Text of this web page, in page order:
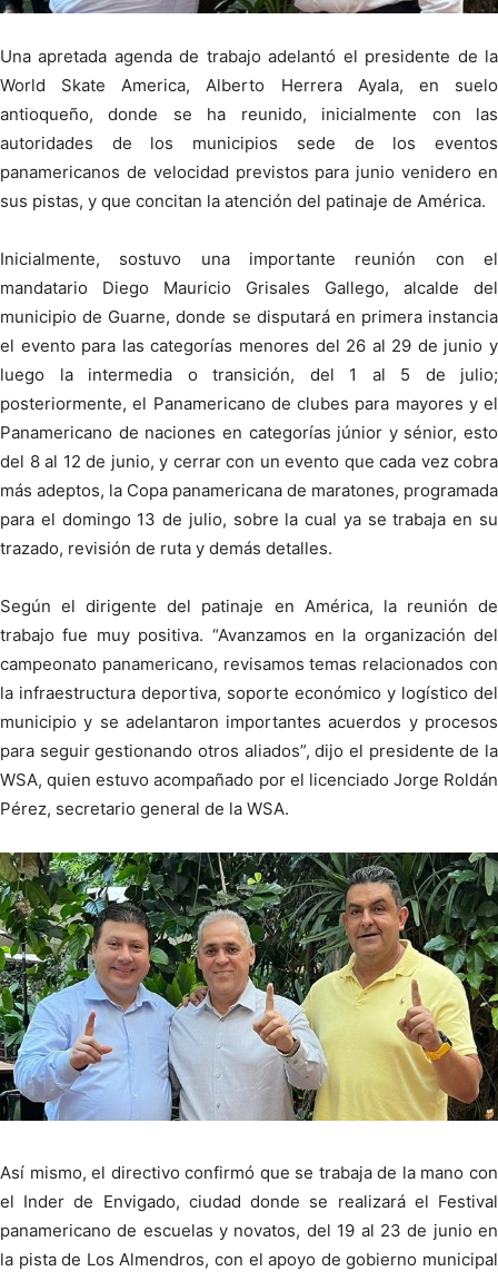
Una apretada agenda de trabajo adelantó el presidente de la
World Skate America, Alberto Herrera Ayala, en suelo
antioqueño, donde se ha reunido, inicialmente con las
autoridades de los municipios sede de los eventos
panamericanos de velocidad previstos para junio venidero en
sus pistas, y que concitan la atención del patinaje de América.
Inicialmente, sostuvo una importante reunión con el
mandatario Diego Mauricio Grisales Gallego, alcalde del
municipio de Guarne, donde se disputará en primera instancia
el evento para las categorías menores del 26 al 29 de junio y
luego la intermedia o transición, del 1 al 5 de julio;
posteriormente, el Panamericano de clubes para mayores y el
Panamericano de naciones en categorías júnior y sénior, esto
del 8 al 12 de junio, y cerrar con un evento que cada vez cobra
más adeptos, la Copa panamericana de maratones, programada
para el domingo 13 de julio, sobre la cual ya se trabaja en su
trazado, revisión de ruta y demás detalles.
Según el dirigente del patinaje en América, la reunión de
trabajo fue muy positiva. “Avanzamos en la organización del
campeonato panamericano, revisamos temas relacionados con
la infraestructura deportiva, soporte económico y logístico del
municipio y se adelantaron importantes acuerdos y procesos
para seguir gestionando otros aliados”, dijo el presidente de la
WSA, quien estuvo acompañado por el licenciado Jorge Roldán
Pérez, secretario general de la WSA.
Así mismo, el directivo confirmó que se trabaja de la mano con
el Inder de Envigado, ciudad donde se realizará el Festival
panamericano de escuelas y novatos, del 19 al 23 de junio en
la pista de Los Almendros, con el apoyo de gobierno municipal